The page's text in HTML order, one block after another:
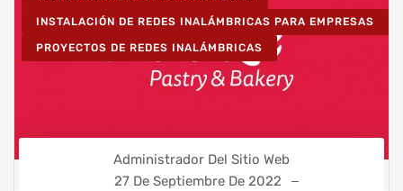
INSTALACIÓN DE REDES INALÁMBRICAS PARA EMPRESAS
PROYECTOS DE REDES INALÁMBRICAS
Administrador Del Sitio Web
27 De Septiembre De 2022